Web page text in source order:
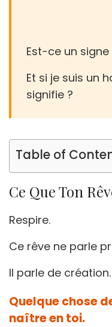
Est-ce un signe
Et si je suis un
signifie ?
Table of
Ce Que Ton
Respire.
Ce rêve ne parle
Il parle de création.
Quelque chose
naître en toi.